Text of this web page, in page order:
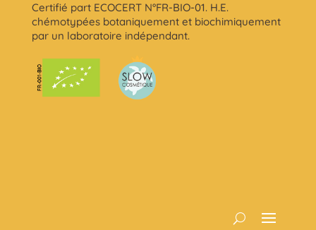
Certifié part ECOCERT N°FR-BIO-01. H.E.
chémotypées botaniquement et biochimiquement
par un laboratoire indépendant.